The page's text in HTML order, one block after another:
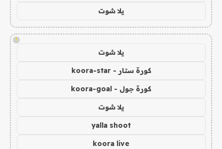
يلا شوت
!
يلا شوت
كورة ستار - koora-star
كورة جول - koora-goal
يلا شوت
yalla shoot
koora live